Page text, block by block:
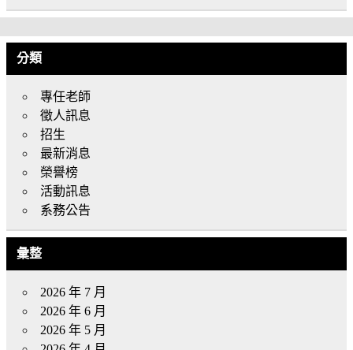
分類
專任老師
徵人訊息
招生
最新消息
榮譽榜
活動訊息
系務公告
彙整
2026 年 7 月
2026 年 6 月
2026 年 5 月